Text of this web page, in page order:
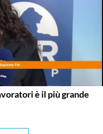
è il più grande